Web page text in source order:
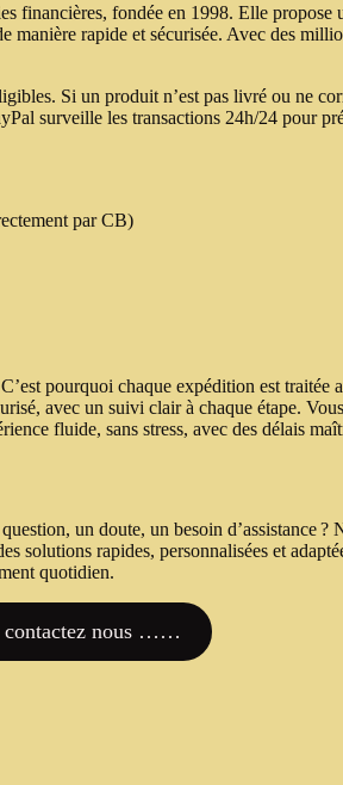
financières, fondée en 1998. Elle propose
rapide et sécurisée. Avec des
Si un produit n’est pas livré ou ne
surveille les transactions 24h/24 pour
par CB)
pourquoi chaque expédition est traitée
avec un suivi clair à chaque étape.
fluide, sans stress, avec des délais
un doute, un besoin d’assistance ?
solutions rapides, personnalisées et
quotidien.
contactez nous ……